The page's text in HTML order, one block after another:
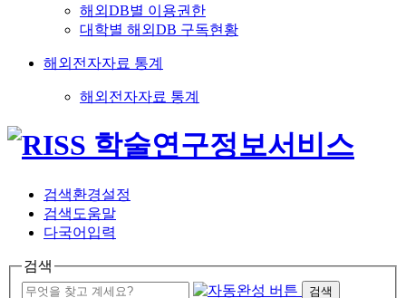
해외DB별 이용권한
대학별 해외DB 구독현황
해외전자자료 통계
해외전자자료 통계
검색환경설정
검색도움말
다국어입력
검색
검색